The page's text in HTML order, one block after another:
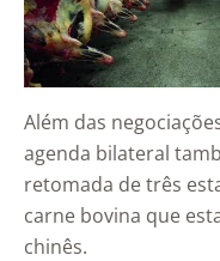
Além das
agenda bilateral
retomada de três
carne bovina que
chinês.